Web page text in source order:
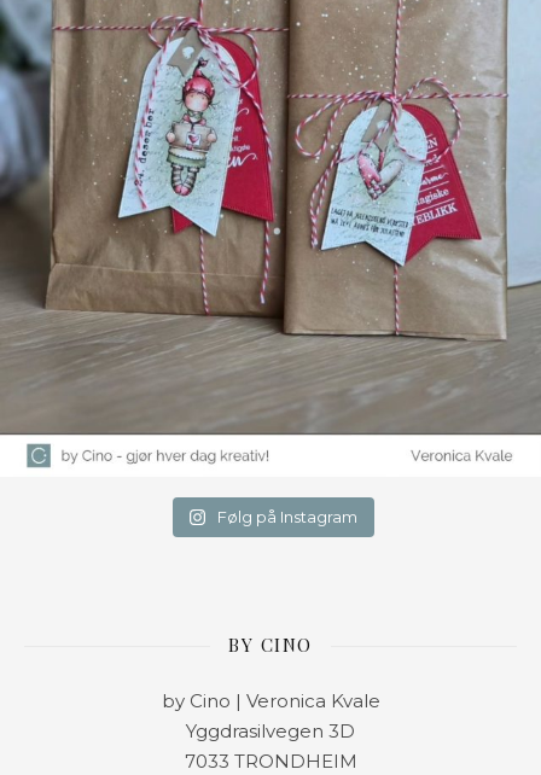
Følg på Instagram
BY CINO
by Cino | Veronica Kvale
Yggdrasilvegen 3D
7033 TRONDHEIM